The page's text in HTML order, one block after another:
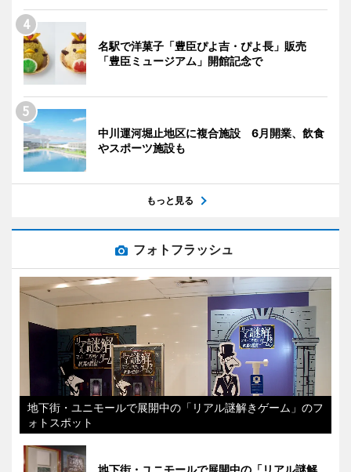
名駅で洋菓子「豊臣ぴよ吉・ぴよ長」販売
「豊臣ミュージアム」開館記念で
中川運河堀止地区に複合施設 6月開業、飲食
やスポーツ施設も
もっと見る
フォトフラッシュ
地下街・ユニモールで展開中の「リアル謎解きゲーム」のフ
ォトスポット
地下街・ユニモールで展開中の「リアル謎解